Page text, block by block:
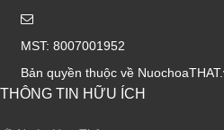
MST: 8007001952
Bản quyền thuộc về
THÔNG TIN HỮU ÍCH